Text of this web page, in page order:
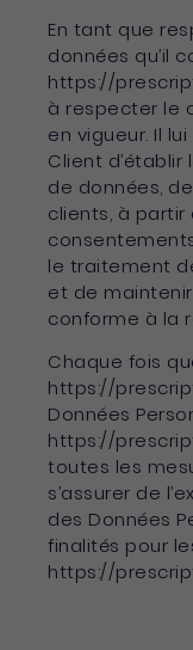
En tant que
données qu’il
https://
à respecter le
en vigueur. Il
Client
de données,
clients, à
le traitement
et de
conforme à la
Chaque fois
https://
Données
https://
toutes les
s’assurer de
des Données
finalités pour
https://